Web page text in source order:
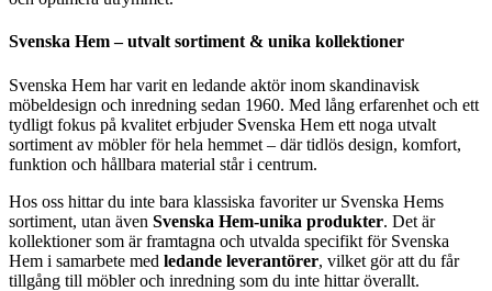
Svenska Hem – utvalt sortiment & unika kollektioner
Svenska Hem har varit en ledande aktör inom skandinavisk
möbeldesign och inredning sedan 1960. Med lång erfarenhet och ett
tydligt fokus på kvalitet erbjuder Svenska Hem ett noga utvalt
sortiment av möbler för hela hemmet – där tidlös design, komfort,
funktion och hållbara material står i centrum.
Hos oss hittar du inte bara klassiska favoriter ur Svenska Hems
sortiment, utan även Svenska Hem-unika produkter. Det är
kollektioner som är framtagna och utvalda specifikt för Svenska
Hem i samarbete med ledande leverantörer, vilket gör att du får
tillgång till möbler och inredning som du inte hittar överallt.